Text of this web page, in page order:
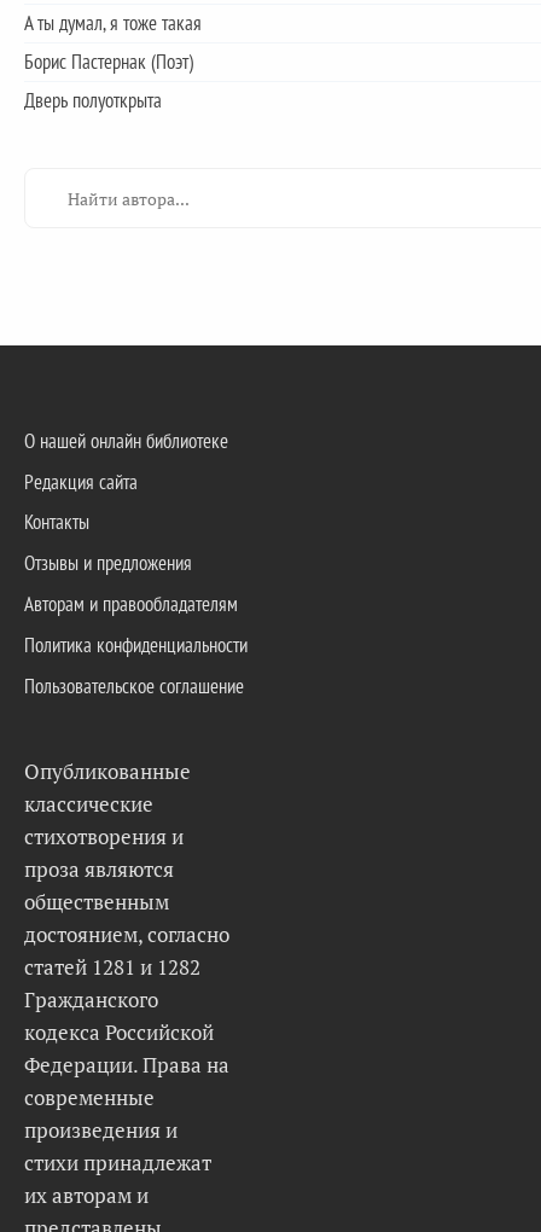
А ты думал, я тоже такая
Борис Пастернак (Поэт)
Дверь полуоткрыта
О нашей онлайн библиотеке
Редакция сайта
Контакты
Отзывы и предложения
Авторам и правообладателям
Политика конфиденциальности
Пользовательское соглашение
Опубликованные
классические
стихотворения и
проза являются
общественным
достоянием, согласно
статей 1281 и 1282
Гражданского
кодекса Российской
Федерации. Права на
современные
произведения и
стихи принадлежат
их авторам и